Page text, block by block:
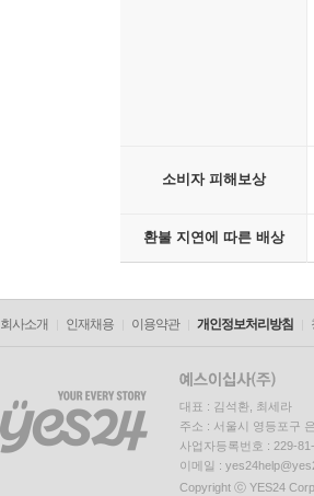
소비자 피해보상
환불 지연에 따른 배상
회사소개 인재채용 이용약관 개인정보처리방침
대표 : 김석환, 최세라
주소 : 서울시 영등포구
사업자등록번호 : 229-
이메일 :
Copyright ⓒ YES24